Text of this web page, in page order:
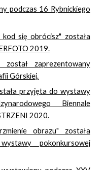
podczas 16 Rybnickiego
się obrócisz" została
2019.
został zaprezentowany
Górskiej.
przyjęta do wystawy
Biennale
2020.
obrazu" została
pokonkursowej